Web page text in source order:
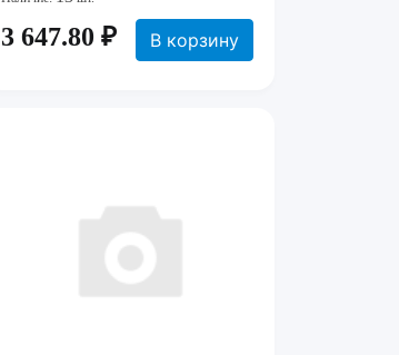
3 647.80 ₽ В корзину